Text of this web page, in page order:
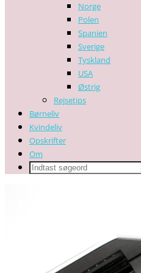
Norge
Polen
Spanien
Sverige
Tyskland
USA
Østrig
Rejsetips
Børneliv
Kvindeliv
Opskrifter
Om